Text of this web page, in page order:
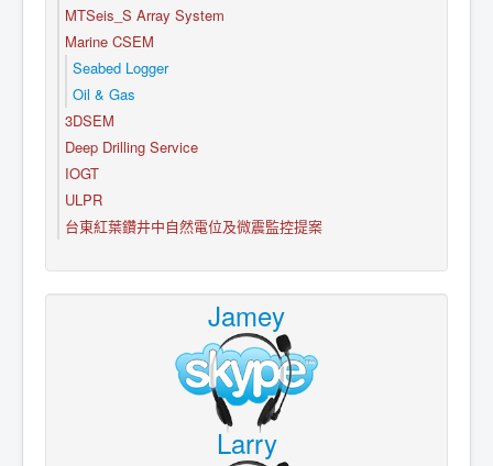
MTSeis_S Array System
Marine CSEM
Seabed Logger
Oil & Gas
3DSEM
Deep Drilling Service
IOGT
ULPR
台東紅葉鑽井中自然電位及微震監控提案
Jamey
Larry